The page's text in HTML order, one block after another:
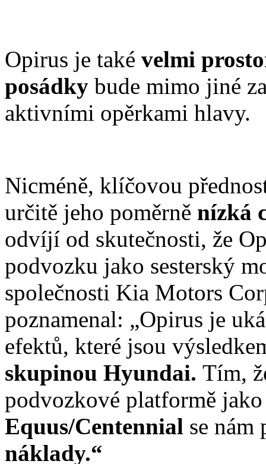
Opirus je také velmi
posádky bude mimo jiné
aktivními opěrkami hlavy.
Nicméně, klíčovou
určitě jeho poměrně nízká
odvíjí od skutečnosti, že
podvozku jako sesterský
společnosti Kia Motors
poznamenal: „Opirus je
efektů, které jsou
skupinou Hyundai. Tím,
podvozkové platformě
Equus/Centennial se
náklady.“